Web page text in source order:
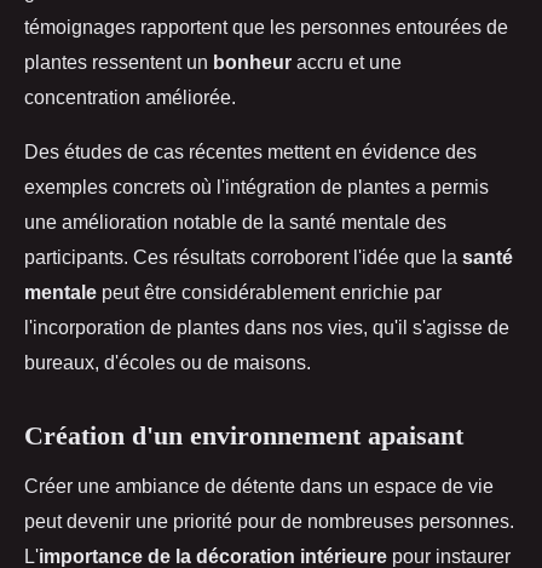
témoignages rapportent que les personnes entourées de
plantes ressentent un bonheur accru et une
concentration améliorée.
Des études de cas récentes mettent en évidence des
exemples concrets où l'intégration de plantes a permis
une amélioration notable de la santé mentale des
participants. Ces résultats corroborent l'idée que la santé
mentale peut être considérablement enrichie par
l'incorporation de plantes dans nos vies, qu'il s'agisse de
bureaux, d'écoles ou de maisons.
Création d'un environnement apaisant
Créer une ambiance de détente dans un espace de vie
peut devenir une priorité pour de nombreuses personnes.
L'importance de la décoration intérieure pour instaurer